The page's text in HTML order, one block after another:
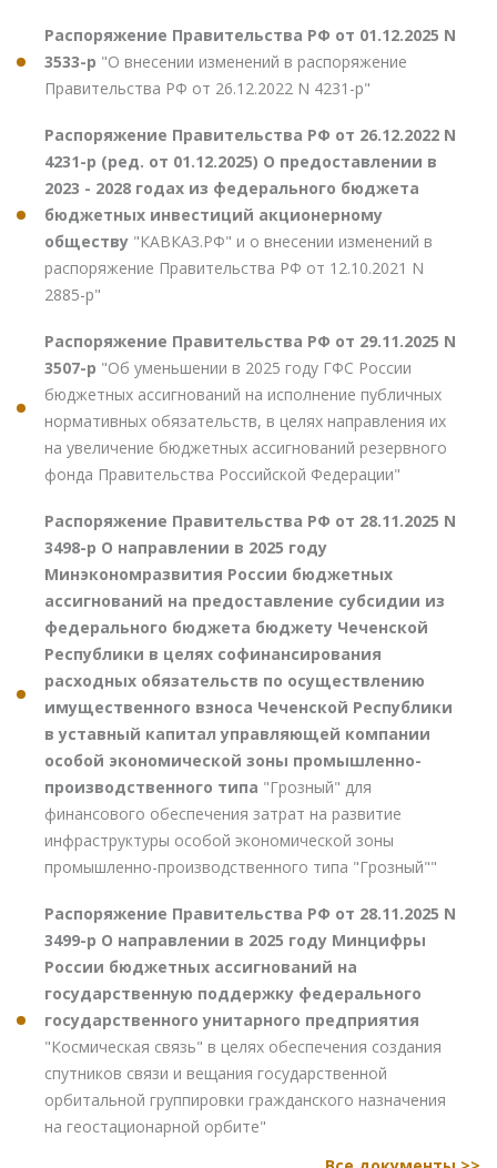
Распоряжение Правительства РФ от 01.12.2025 N
3533-р "О внесении изменений в распоряжение
Правительства РФ от 26.12.2022 N 4231-р"
Распоряжение Правительства РФ от 26.12.2022 N
4231-р (ред. от 01.12.2025) О предоставлении в
2023 - 2028 годах из федерального бюджета
бюджетных инвестиций акционерному
обществу "КАВКАЗ.РФ" и о внесении изменений в
распоряжение Правительства РФ от 12.10.2021 N
2885-р"
Распоряжение Правительства РФ от 29.11.2025 N
3507-р "Об уменьшении в 2025 году ГФС России
бюджетных ассигнований на исполнение публичных
нормативных обязательств, в целях направления их
на увеличение бюджетных ассигнований резервного
фонда Правительства Российской Федерации"
Распоряжение Правительства РФ от 28.11.2025 N
3498-р О направлении в 2025 году
Минэкономразвития России бюджетных
ассигнований на предоставление субсидии из
федерального бюджета бюджету Чеченской
Республики в целях софинансирования
расходных обязательств по осуществлению
имущественного взноса Чеченской Республики
в уставный капитал управляющей компании
особой экономической зоны промышленно-
производственного типа "Грозный" для
финансового обеспечения затрат на развитие
инфраструктуры особой экономической зоны
промышленно-производственного типа "Грозный""
Распоряжение Правительства РФ от 28.11.2025 N
3499-р О направлении в 2025 году Минцифры
России бюджетных ассигнований на
государственную поддержку федерального
государственного унитарного предприятия
"Космическая связь" в целях обеспечения создания
спутников связи и вещания государственной
орбитальной группировки гражданского назначения
на геостационарной орбите"